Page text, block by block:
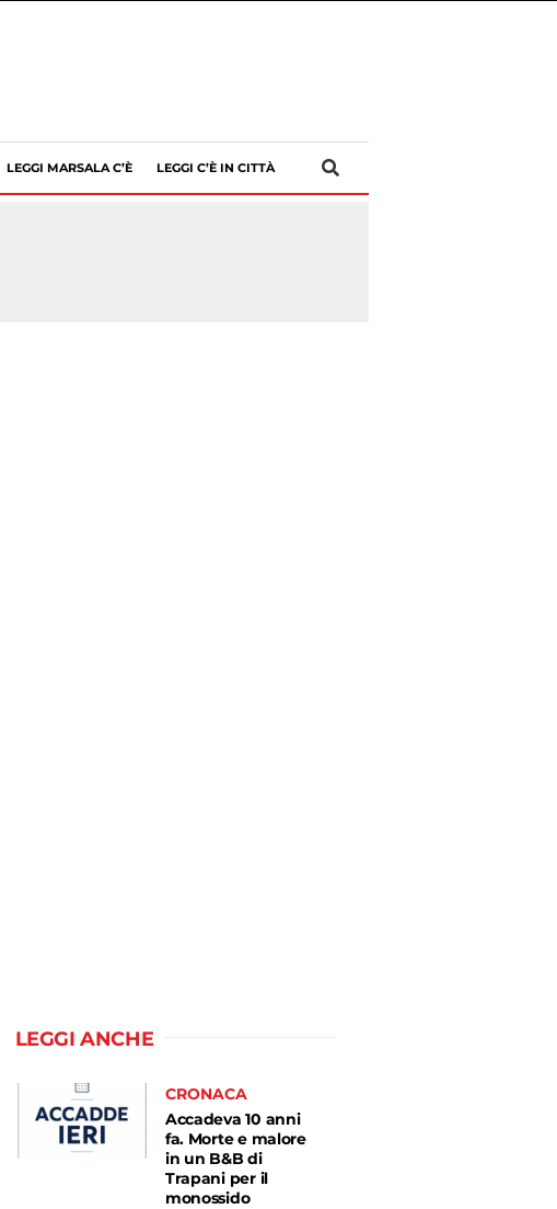
LEGGI MARSALA C’È LEGGI C’È IN CITTÀ
LEGGI ANCHE
CRONACA
Accadeva 10 anni
fa. Morte e malore
in un B&B di
Trapani per il
monossido